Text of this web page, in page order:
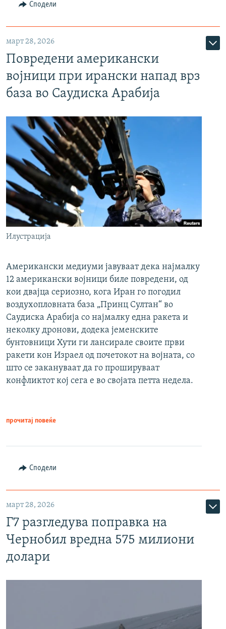
Сподели
март 28, 2026
Повредени американски
војници при ирански напад врз
база во Саудиска Арабија
Илустрација
Американски медиуми јавуваат дека најмалку
12 американски војници биле повредени, од
кои двајца сериозно, кога Иран го погодил
воздухопловната база „Принц Султан“ во
Саудиска Арабија со најмалку една ракета и
неколку дронови, додека јеменските
бунтовници Хути ги лансирале своите први
ракети кон Израел од почетокот на војната, со
што се закануваат да го прошируваат
конфликтот кој сега е во својата петта недела.
прочитај повеќе
Сподели
март 28, 2026
Г7 разгледува поправка на
Чернобил вредна 575 милиони
долари